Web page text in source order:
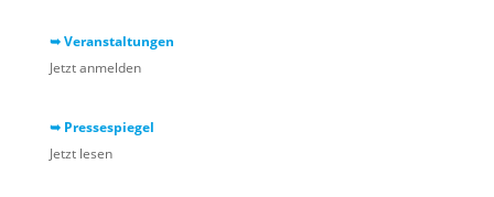
➥ Veranstaltungen
Jetzt anmelden
➥ Pressespiegel
Jetzt lesen